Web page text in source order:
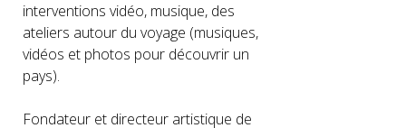
interventions vidéo, musique, des
ateliers autour du voyage (musiques,
vidéos et photos pour découvrir un
pays).
Fondateur et directeur artistique de